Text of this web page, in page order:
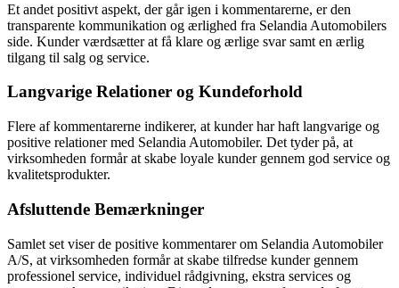
Et andet positivt aspekt, der går igen i kommentarerne, er den
transparente kommunikation og ærlighed fra Selandia Automobilers
side. Kunder værdsætter at få klare og ærlige svar samt en ærlig
tilgang til salg og service.
Langvarige Relationer og Kundeforhold
Flere af kommentarerne indikerer, at kunder har haft langvarige og
positive relationer med Selandia Automobiler. Det tyder på, at
virksomheden formår at skabe loyale kunder gennem god service og
kvalitetsprodukter.
Afsluttende Bemærkninger
Samlet set viser de positive kommentarer om Selandia Automobiler
A/S, at virksomheden formår at skabe tilfredse kunder gennem
professionel service, individuel rådgivning, ekstra services og